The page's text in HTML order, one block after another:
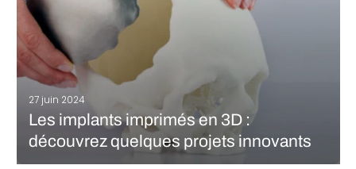
27 juin 2024
Les implants imprimés en 3D :
découvrez quelques projets innovants